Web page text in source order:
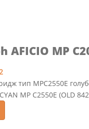
AFICIO MP
тип MPC2550E
MP C2550E (OLD